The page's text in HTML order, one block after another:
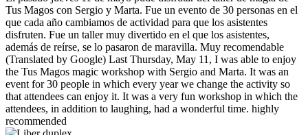
Tus Magos con Sergio y Marta. Fue un evento de 30 personas en el
que cada año cambiamos de actividad para que los asistentes
disfruten. Fue un taller muy divertido en el que los asistentes,
además de reírse, se lo pasaron de maravilla. Muy recomendable
(Translated by Google) Last Thursday, May 11, I was able to enjoy
the Tus Magos magic workshop with Sergio and Marta. It was an
event for 30 people in which every year we change the activity so
that attendees can enjoy it. It was a very fun workshop in which the
attendees, in addition to laughing, had a wonderful time. highly
recommended